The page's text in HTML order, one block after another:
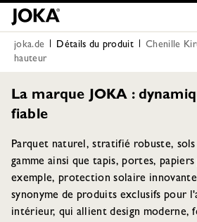
joka.de Détails du produit
Chenille
hauteur
La marque JOKA :
fiable
Parquet naturel, stratifié robuste, sols
gamme ainsi que tapis, portes,
exemple, protection solaire
synonyme de produits exclusifs pour
intérieur, qui allient design moderne,